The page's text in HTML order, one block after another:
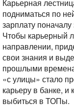
Карьерная
подниматься по
зарплату
Чтобы карьерный
направлении,
свои знания и
прошлыми
«с улицы» стало
карьеру в банке, и
выбиться в ТОПы.